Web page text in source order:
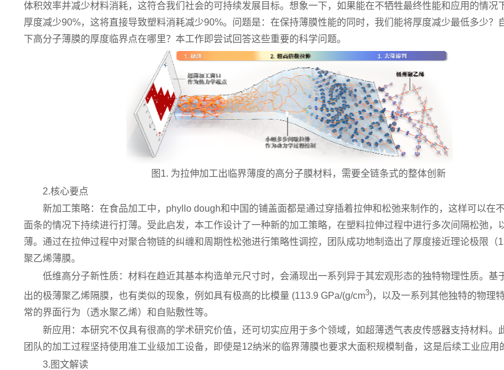
体积效率并减少材料消耗，这符合我们社会的可持续发展目标。想象一下，如果能在不牺牲最终性能和应用的情况
厚度减少90%，这将直接导致塑料消耗减少90%。问题是：在保持薄膜性能的同时，我们能将厚度减少最低多少？
下高分子薄膜的厚度临界点在哪里？本工作即尝试回答这些重要的科学问题。
图1. 为拉伸加工出临界薄度的高分子膜材料，需要全链条式的整体创新
2.核心要点
新加工策略：在食品加工中，phyllo dough和中国的铺盖面都是通过穿插着拉伸和松弛来制作的，这样可以在
面条的情况下持续进行打薄。受此启发，本工作设计了一种新的加工策略，在塑料拉伸过程中进行多次间隔松弛，
薄。通过在拉伸过程中对聚合物链的纠缠和周期性松弛进行策略性调控，团队成功地制造出了厚度接近理论极限（
聚乙烯薄膜。
低维高分子新性质：材料在趋近其基本构造单元尺寸时，会涌现出一系列异于其宏观形态的独特物理性质。基
出的极薄聚乙烯隔膜，也有类似的现象，例如具有极高的比模量 (113.9 GPa/(g/cm3)，以及一系列其他独特的物理
常的界面行为（透水聚乙烯）和自贴敷性等。
新应用：本研究不仅具有很高的学术研究价值，还可切实应用于多个领域，如超薄透气表皮传感器支持材料。
团队的加工过程坚持使用准工业级加工设备，即使是12纳米的临界薄膜也要求大面积规模制备，这是后续工业应用
3.图文解读